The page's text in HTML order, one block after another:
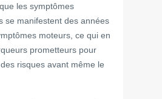
les symptômes
se manifestent des années
moteurs, ce qui en
prometteurs pour
risques avant même le